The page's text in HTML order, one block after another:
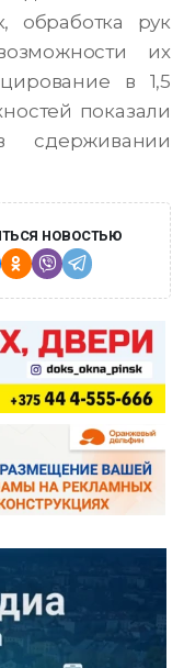
обработка рук
их
в 1,5
показали
сдерживании
новостью